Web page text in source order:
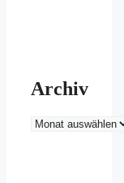
Archiv
Archiv